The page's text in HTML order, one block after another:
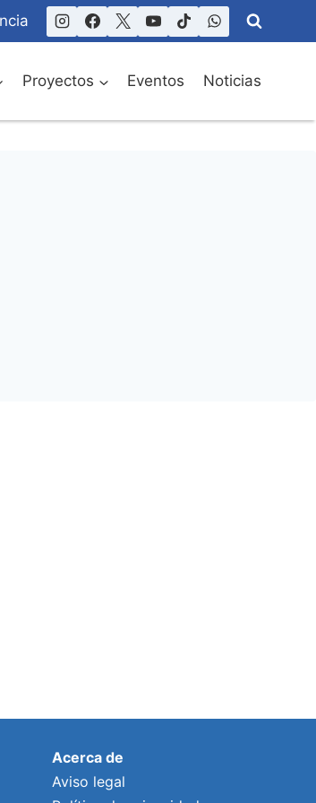
Proyectos Eventos Noticias
Acerca de
Aviso legal